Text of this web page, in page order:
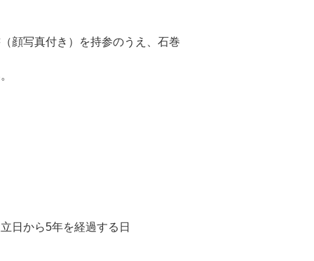
顔写真付き）を持参のうえ、石巻
日から5年を経過する日